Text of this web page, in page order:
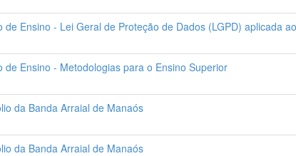
de Ensino - Lei Geral de Proteção de Dados (LGPD) aplicada
de Ensino - Metodologias para o Ensino Superior
da Banda Arraial de Manaós
da Banda Arraial de Manaós